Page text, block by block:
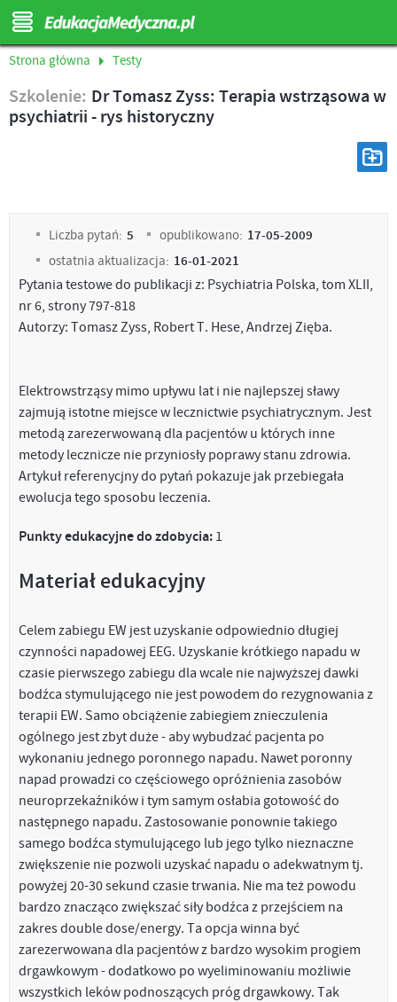
Strona główna Testy
Szkolenie: Dr Tomasz Zyss: Terapia wstrząsowa w
psychiatrii - rys historyczny
Liczba pytań: 5 opublikowano: 17-05-2009
ostatnia aktualizacja: 16-01-2021
Pytania testowe do publikacji z: Psychiatria Polska, tom XLII,
nr 6, strony 797-818
Autorzy: Tomasz Zyss, Robert T. Hese, Andrzej Zięba.
Elektrowstrząsy mimo upływu lat i nie najlepszej sławy
zajmują istotne miejsce w lecznictwie psychiatrycznym. Jest
metodą zarezerwowaną dla pacjentów u których inne
metody lecznicze nie przyniosły poprawy stanu zdrowia.
Artykuł referenycjny do pytań pokazuje jak przebiegała
ewolucja tego sposobu leczenia.
Punkty edukacyjne do zdobycia: 1
Materiał edukacyjny
Celem zabiegu EW jest uzyskanie odpowiednio długiej
czynności napadowej EEG. Uzyskanie krótkiego napadu w
czasie pierwszego zabiegu dla wcale nie najwyższej dawki
bodźca stymulującego nie jest powodem do rezygnowania z
terapii EW. Samo obciążenie zabiegiem znieczulenia
ogólnego jest zbyt duże - aby wybudzać pacjenta po
wykonaniu jednego poronnego napadu. Nawet poronny
napad prowadzi co częściowego opróżnienia zasobów
neuroprzekaźników i tym samym osłabia gotowość do
następnego napadu. Zastosowanie ponownie takiego
samego bodźca stymulującego lub jego tylko nieznaczne
zwiększenie nie pozwoli uzyskać napadu o adekwatnym tj.
powyżej 20-30 sekund czasie trwania. Nie ma też powodu
bardzo znacząco zwiększać siły bodźca z przejściem na
zakres double dose/energy. Ta opcja winna być
zarezerwowana dla pacjentów z bardzo wysokim progiem
drgawkowym - dodatkowo po wyeliminowaniu możliwie
wszystkich leków podnoszących próg drgawkowy. Tak